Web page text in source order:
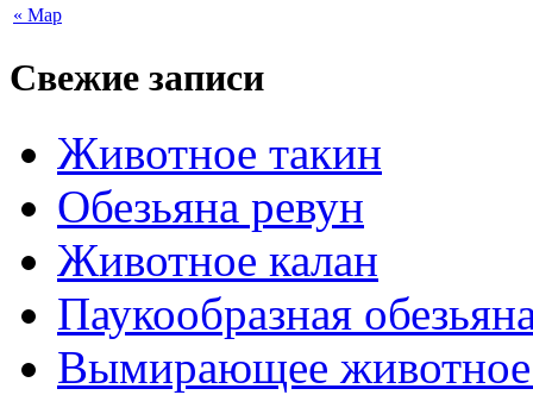
« Мар
Свежие записи
Животное такин
Обезьяна ревун
Животное калан
Паукообразная
Вымирающее